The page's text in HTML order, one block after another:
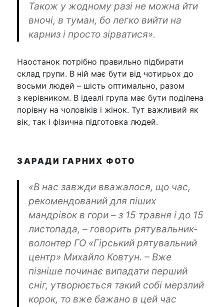
Також у жодному разі не можна йти
вночі, в туман, бо легко вийти на
карниз і просто зірватися».
Наостанок потрібно правильно підбирати
склад групи. В ній має бути від чотирьох до
восьми людей – шість оптимально, разом
з керівником. В ідеалі група має бути поділена
порівну на чоловіків і жінок. Тут важливий як
вік, так і фізична підготовка людей.
ЗАРАДИ ГАРНИХ ФОТО
«В нас завжди вважалося, що час,
рекомендований для піших
мандрівок в гори – з 15 травня і до 15
листопада, – говорить рятувальник-
волонтер ГО «Гірський рятувальний
центр» Михайло Ковтун. – Вже
пізніше починає випадати перший
сніг, утворюється такий собі мерзлий
корок, то вже бажано в цей час